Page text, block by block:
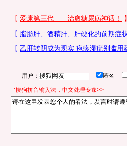
用户： 匿名
*搜狗拼音输入法，中文处理专家>>